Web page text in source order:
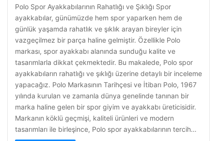
Polo Spor Ayakkabılarının Rahatlığı ve Şıklığı Spor
ayakkabılar, günümüzde hem spor yaparken hem de
günlük yaşamda rahatlık ve şıklık arayan bireyler için
vazgeçilmez bir parça haline gelmiştir. Özellikle Polo
markası, spor ayakkabı alanında sunduğu kalite ve
tasarımlarla dikkat çekmektedir. Bu makalede, Polo spor
ayakkabıların rahatlığı ve şıklığı üzerine detaylı bir inceleme
yapacağız. Polo Markasının Tarihçesi ve İtibarı Polo, 1967
yılında kurulan ve zamanla dünya genelinde tanınan bir
marka haline gelen bir spor giyim ve ayakkabı üreticisidir.
Markanın köklü geçmişi, kaliteli ürünleri ve modern
tasarımları ile birleşince, Polo spor ayakkabılarının tercih…